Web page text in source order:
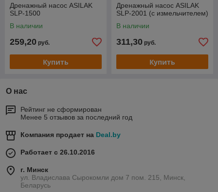
Дренажный насос ASILAK
SLP-1500
В наличии
259,20 руб.
Купить
Дренажный насос ASILAK
SLP-2001 (с измельчителем)
В наличии
311,30 руб.
Купить
О нас
Рейтинг не сформирован
Менее 5 отзывов за последний год
Компания продает на Deal.by
Работает с 26.10.2016
г. Минск
ул. Владислава Сырокомли дом 7 пом. 215, Минск,
Беларусь